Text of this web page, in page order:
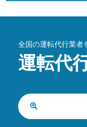
全国の運転代行業者
運転代